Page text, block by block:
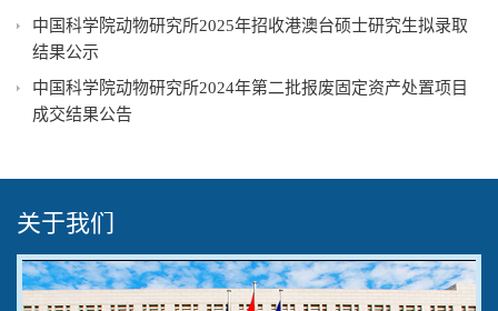
中国科学院动物研究所2025年招收港澳台硕士研究生拟录取
结果公示
中国科学院动物研究所2024年第二批报废固定资产处置项目
成交结果公告
关于我们